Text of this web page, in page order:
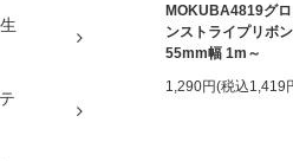
MOKUBA4819グ
ンストライプリボン
55mm幅 1m～
1,290円(税込1,419